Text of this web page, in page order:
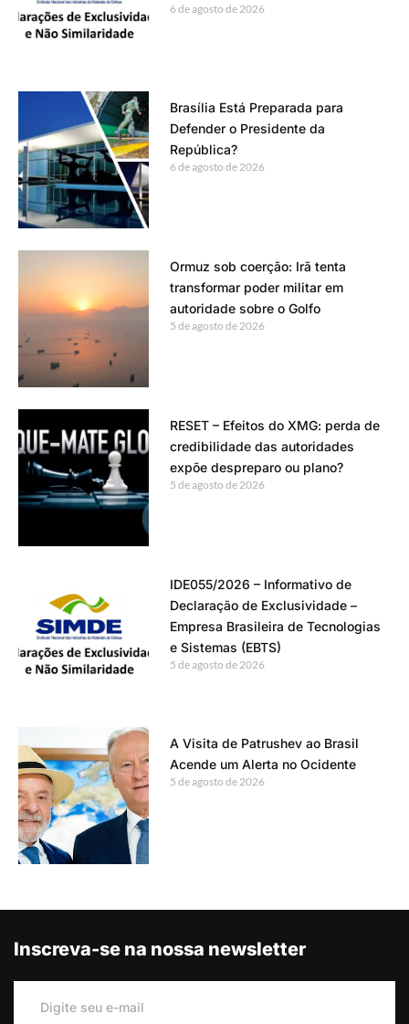
6 de agosto de 2026
Brasília Está Preparada para
Defender o Presidente da
República?
6 de agosto de 2026
Ormuz sob coerção: Irã tenta
transformar poder militar em
autoridade sobre o Golfo
5 de agosto de 2026
RESET – Efeitos do XMG: perda de
credibilidade das autoridades
expõe despreparo ou plano?
5 de agosto de 2026
IDE055/2026 – Informativo de
Declaração de Exclusividade –
Empresa Brasileira de Tecnologias
e Sistemas (EBTS)
5 de agosto de 2026
A Visita de Patrushev ao Brasil
Acende um Alerta no Ocidente
5 de agosto de 2026
Inscreva-se na nossa newsletter